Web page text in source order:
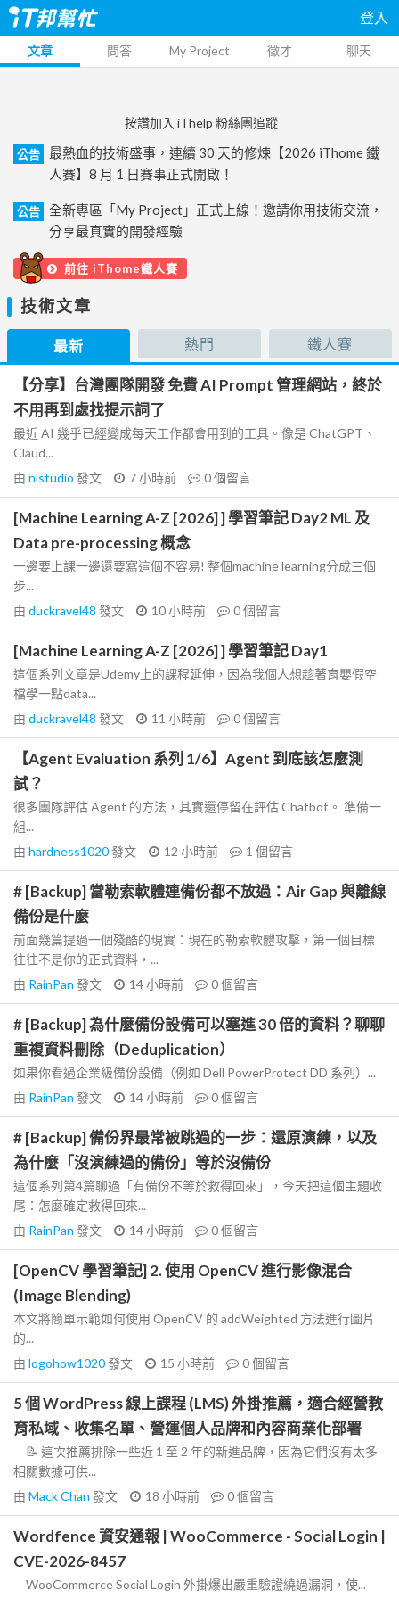
登入
文章 問答 My Project 徵才 聊天
按讚加入 iThelp 粉絲團追蹤
公告
最熱血的技術盛事，連續 30 天的修煉【2026 iThome 鐵
人賽】8 月 1 日賽事正式開啟！
公告
全新專區「My Project」正式上線！邀請你用技術交流，
分享最真實的開發經驗
前往 iThome鐵人賽
技術文章
最新 熱門 鐵人賽
【分享】台灣團隊開發 免費 AI Prompt 管理網站，終於
不用再到處找提示詞了
最近 AI 幾乎已經變成每天工作都會用到的工具。像是 ChatGPT、
Claud...
由 nlstudio 發文 7 小時前 0個留言
[Machine Learning A-Z [2026] ] 學習筆記 Day2 ML 及
Data pre-processing 概念
一邊要上課一邊還要寫這個不容易! 整個machine learning分成三個
步...
由 duckravel48 發文 10 小時前 0個留言
[Machine Learning A-Z [2026] ] 學習筆記 Day1
這個系列文章是Udemy上的課程延伸，因為我個人想趁著育嬰假空
檔學一點data...
由 duckravel48 發文 11 小時前 0個留言
【Agent Evaluation 系列 1/6】Agent 到底該怎麼測
試？
很多團隊評估 Agent 的方法，其實還停留在評估 Chatbot。 準備一
組...
由 hardness1020發文 12 小時前 1 個留言
# [Backup] 當勒索軟體連備份都不放過：Air Gap 與離線
備份是什麼
前面幾篇提過一個殘酷的現實：現在的勒索軟體攻擊，第一個目標
往往不是你的正式資料，...
由 RainPan 發文 14 小時前 0個留言
# [Backup] 為什麼備份設備可以塞進 30 倍的資料？聊聊
重複資料刪除（Deduplication）
如果你看過企業級備份設備（例如 Dell PowerProtect DD 系列）...
由 RainPan 發文 14 小時前 0個留言
# [Backup] 備份界最常被跳過的一步：還原演練，以及
為什麼「沒演練過的備份」等於沒備份
這個系列第4篇聊過「有備份不等於救得回來」，今天把這個主題收
尾：怎麼確定救得回來...
由 RainPan 發文 14 小時前 0個留言
[OpenCV 學習筆記] 2. 使用 OpenCV 進行影像混合
(Image Blending)
本文將簡單示範如何使用 OpenCV 的 addWeighted 方法進行圖片
的...
由 logohow1020發文 15 小時前 0個留言
5 個 WordPress 線上課程 (LMS) 外掛推薦，適合經營教
育私域、收集名單、營運個人品牌和內容商業化部署
📝 這次推薦排除一些近 1 至 2 年的新進品牌，因為它們沒有太多
相關數據可供...
由 Mack Chan 發文 18 小時前 0個留言
Wordfence 資安通報 | WooCommerce - Social Login |
CVE-2026-8457
WooCommerce Social Login 外掛爆出嚴重驗證繞過漏洞，使...